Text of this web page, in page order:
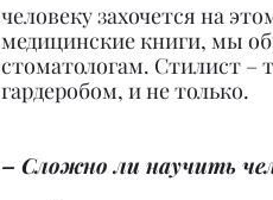
человеку захочется на
медицинские книги, мы
стоматологам. Стилист –
гардеробом, и не только.
– Сложно ли научить